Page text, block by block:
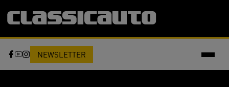
NEWSLETTER